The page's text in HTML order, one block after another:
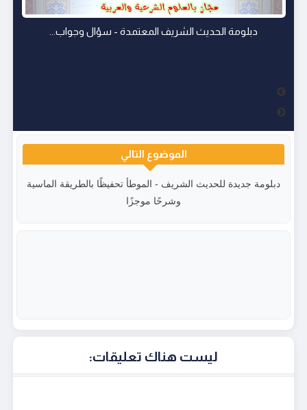
دبلومة الحديث الشريف المعتمدة - سؤال وجواب...
الموضوع التالي
دبلومة جديدة للحديث الشريف - الموطأ تحفيظًا بالطريقة الماسية
وشرحًا موجزًا
ليست هناك تعليقات: